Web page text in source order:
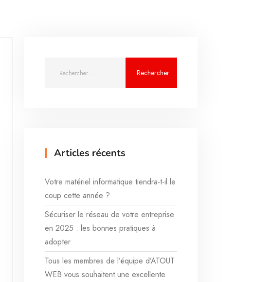
Articles récents
Votre matériel informatique tiendra-t-il le
coup cette année ?
Sécuriser le réseau de votre entreprise
en 2025 : les bonnes pratiques à
adopter
Tous les membres de l’équipe d’ATOUT
WEB vous souhaitent une excellente